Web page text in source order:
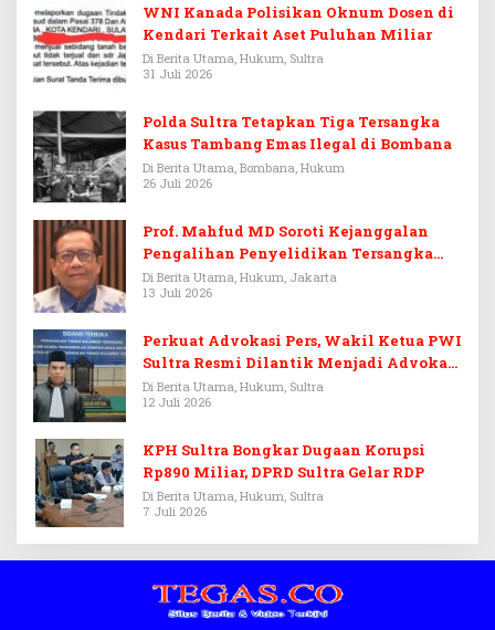
WNI Kanada Polisikan Oknum Dosen di
Kendari Terkait Aset Puluhan Miliar
Di Berita Utama, Hukum, Sultra
31 Juli 2026
Polda Sultra Tetapkan Tiga Tersangka
Kasus Tambang Emas Ilegal di Bombana
Di Berita Utama, Bombana, Hukum
26 Juli 2026
Prof. Mahfud MD Soroti Kejanggalan
Pengalihan Penyelidikan Tersangka
Febrie Adriansyah
Di Berita Utama, Hukum, Jakarta
13 Juli 2026
Perkuat Advokasi Pers, Wakil Ketua PWI
Sultra Resmi Dilantik Menjadi Advokat
PERADI
Di Berita Utama, Hukum, Sultra
12 Juli 2026
KPH Sultra Bongkar Dugaan Korupsi
Rp890 Miliar, DPRD Sultra Gelar RDP
Di Berita Utama, Hukum, Sultra
7 Juli 2026